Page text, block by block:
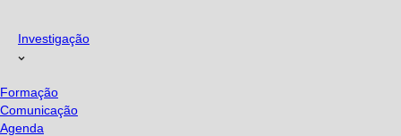
Investigação
Formação
Comunicação
Agenda